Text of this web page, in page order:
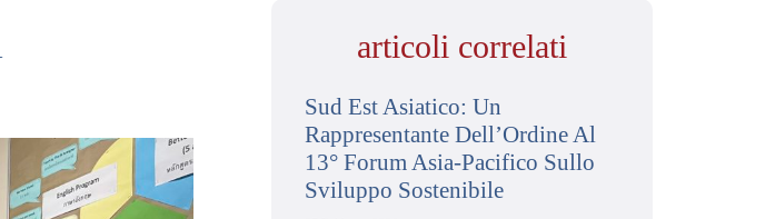
articoli correlati
Sud Est Asiatico: Un
Rappresentante Dell’Ordine Al
13° Forum Asia-Pacifico Sullo
Sviluppo Sostenibile